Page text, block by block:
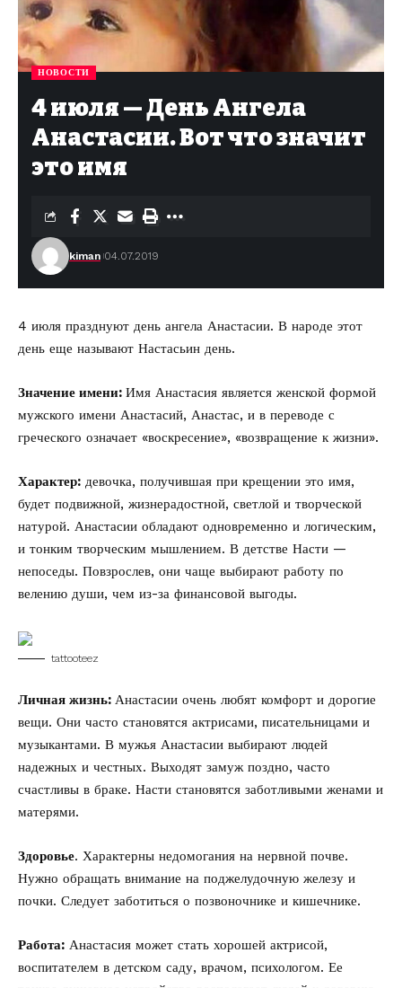
НОВОСТИ
4 июля — День Ангела
Анастасии. Вот что значит
это имя
kiman 04.07.2019
4 июля празднуют день ангела Анастасии. В народе этот
день еще называют Настасьин день.
Значение имени: Имя Анастасия является женской формой
мужского имени Анастасий, Анастас, и в переводе с
греческого означает «воскресение», «возвращение к жизни».
Характер: девочка, получившая при крещении это имя,
будет подвижной, жизнерадостной, светлой и творческой
натурой. Анастасии обладают одновременно и логическим,
и тонким творческим мышлением. В детстве Насти —
непоседы. Повзрослев, они чаще выбирают работу по
велению души, чем из-за финансовой выгоды.
tattooteez
Личная жизнь: Анастасии очень любят комфорт и дорогие
вещи. Они часто становятся актрисами, писательницами и
музыкантами. В мужья Анастасии выбирают людей
надежных и честных. Выходят замуж поздно, часто
счастливы в браке. Насти становятся заботливыми женами и
матерями.
Здоровье. Характерны недомогания на нервной почве.
Нужно обращать внимание на поджелудочную железу и
почки. Следует заботиться о позвоночнике и кишечнике.
Работа: Анастасия может стать хорошей актрисой,
воспитателем в детском саду, врачом, психологом. Ее